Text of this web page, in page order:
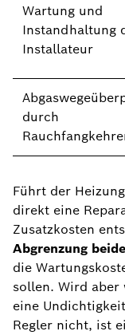
Wartung und
Instandhaltung
Installateur
durch
Führt der
direkt eine
Zusatzkosten
Abgrenzung
die
sollen. Wird aber
eine
Regler nicht, ist